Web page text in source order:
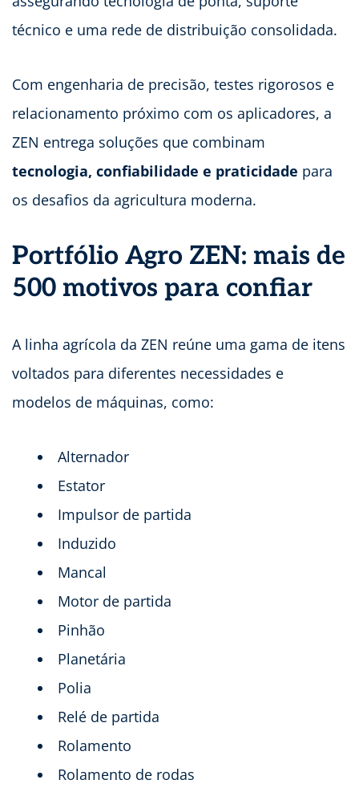
técnico e uma rede de distribuição consolidada.
Com engenharia de precisão, testes rigorosos e
relacionamento próximo com os aplicadores, a
ZEN entrega soluções que combinam
tecnologia, confiabilidade e praticidade para
os desafios da agricultura moderna.
Portfólio Agro ZEN: mais de
500 motivos para confiar
A linha agrícola da ZEN reúne uma gama de itens
voltados para diferentes necessidades e
modelos de máquinas, como:
Alternador
Estator
Impulsor de partida
Induzido
Mancal
Motor de partida
Pinhão
Planetária
Polia
Relé de partida
Rolamento
Rolamento de rodas